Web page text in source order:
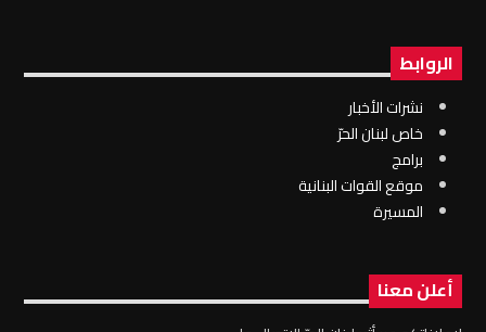
الروابط
نشرات الأخبار
خاص لبنان الحرّ
برامج
موقع القوات البنانية
المسيرة
أعلن معنا